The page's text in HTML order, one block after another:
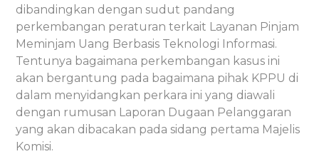
dibandingkan dengan sudut pandang
perkembangan peraturan terkait Layanan Pinjam
Meminjam Uang Berbasis Teknologi Informasi.
Tentunya bagaimana perkembangan kasus ini
akan bergantung pada bagaimana pihak KPPU di
dalam menyidangkan perkara ini yang diawali
dengan rumusan Laporan Dugaan Pelanggaran
yang akan dibacakan pada sidang pertama Majelis
Komisi.